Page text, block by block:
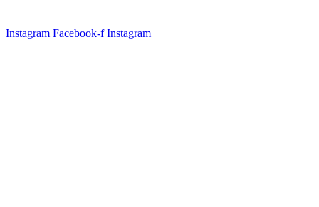
Instagram Facebook-f Instagram